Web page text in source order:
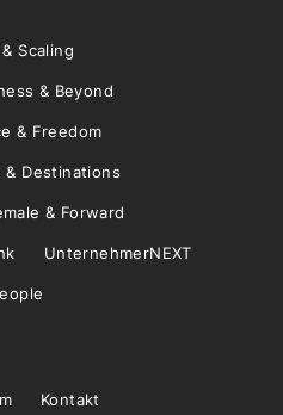
Scaling
& Beyond
& Freedom
& Destinations
& Forward
UnternehmerNEXT
Kontakt